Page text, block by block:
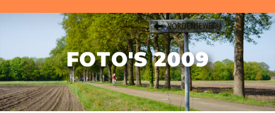
FOTO'S 2009